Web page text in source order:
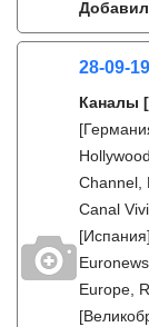
28-09-
Каналы
Channel,
Canal
Europe,